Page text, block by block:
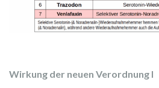
Wirkung der neuen Verordnung I